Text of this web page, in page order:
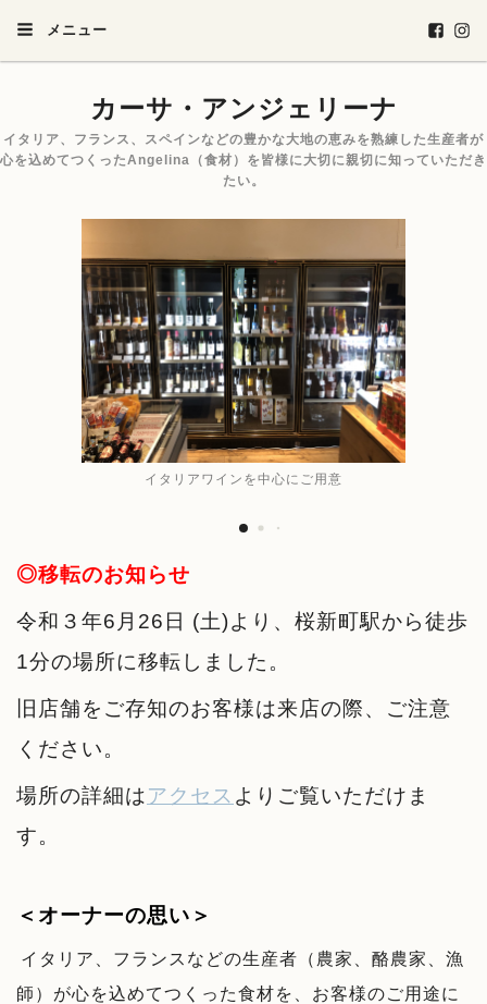
メニュー
カーサ・アンジェリーナ
イタリア、フランス、スペインなどの豊かな大地の恵みを熟練した生産者が
心を込めてつくったAngelina（食材）を皆様に大切に親切に知っていただき
たい。
イタリアワインを中心にご用意
◎移転のお知らせ
令和３年6月26日 (土)より、桜新町駅から徒歩
1分の場所に移転しました。
旧店舗をご存知のお客様は来店の際、ご注意
ください。
場所の詳細はアクセス よりご覧いただけま
す。
＜オーナーの思い＞
イタリア、フランスなどの生産者（農家、酪農家、漁
師）が心を込めてつくった食材を、お客様のご用途に